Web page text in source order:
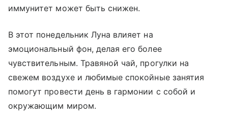
иммунитет может быть снижен.
В этот понедельник Луна влияет на
эмоциональный фон, делая его более
чувствительным. Травяной чай, прогулки на
свежем воздухе и любимые спокойные занятия
помогут провести день в гармонии с собой и
окружающим миром.